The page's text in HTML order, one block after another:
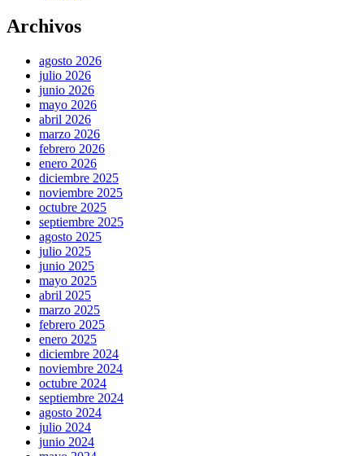
Archivos
agosto 2026
julio 2026
junio 2026
mayo 2026
abril 2026
marzo 2026
febrero 2026
enero 2026
diciembre 2025
noviembre 2025
octubre 2025
septiembre 2025
agosto 2025
julio 2025
junio 2025
mayo 2025
abril 2025
marzo 2025
febrero 2025
enero 2025
diciembre 2024
noviembre 2024
octubre 2024
septiembre 2024
agosto 2024
julio 2024
junio 2024